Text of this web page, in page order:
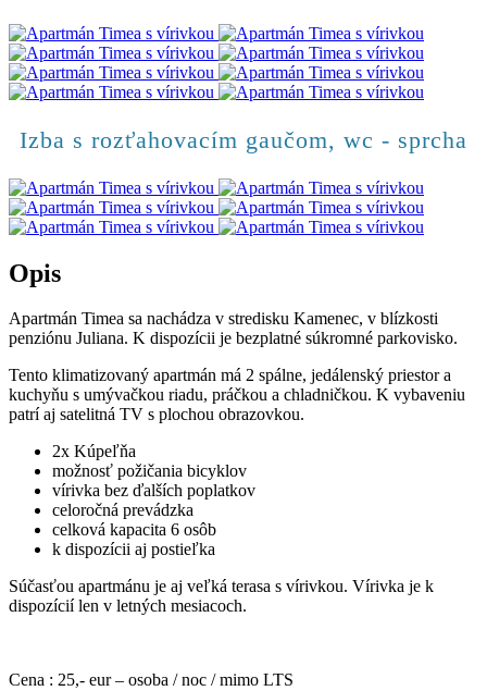
Izba s rozťahovacím gaučom, wc - sprcha
Opis
Apartmán Timea sa nachádza v stredisku Kamenec, v blízkosti
penziónu Juliana. K dispozícii je bezplatné súkromné parkovisko.
Tento klimatizovaný apartmán má 2 spálne, jedálenský priestor a
kuchyňu s umývačkou riadu, práčkou a chladničkou. K vybaveniu
patrí aj satelitná TV s plochou obrazovkou.
2x Kúpeľňa
možnosť požičania bicyklov
vírivka bez ďalších poplatkov
celoročná prevádzka
celková kapacita 6 osôb
k dispozícii aj postieľka
Súčasťou apartmánu je aj veľká terasa s vírivkou. Vírivka je k
dispozícií len v letných mesiacoch.
Cena : 25,- eur – osoba / noc / mimo LTS